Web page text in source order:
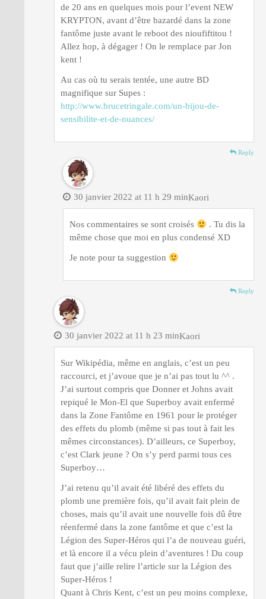
de 20 ans en quelques mois pour l’event NEW
KRYPTON, avant d’être bazardé dans la zone
fantôme juste avant le reboot des nioufiftitou !
Allez hop, à dégager ! On le remplace par Jon
kent !
Au cas où tu serais tentée, une autre BD
magnifique sur Supes :
http://www.brucetringale.com/un-bijou-de-
sensibilite-et-de-nuances/
Reply
Kaori
30 janvier 2022 at 11 h 29 min
Nos commentaires se sont croisés
. Tu dis la
même chose que moi en plus condensé XD
Je note pour ta suggestion
Reply
Kaori
30 janvier 2022 at 11 h 23 min
Sur Wikipédia, même en anglais, c’est un peu
raccourci, et j’avoue que je n’ai pas tout lu ^^ .
J’ai surtout compris que Donner et Johns avait
repiqué le Mon-El que Superboy avait enfermé
dans la Zone Fantôme en 1961 pour le protéger
des effets du plomb (même si pas tout à fait les
mêmes circonstances). D’ailleurs, ce Superboy,
c’est Clark jeune ? On s’y perd parmi tous ces
Superboy…
J’ai retenu qu’il avait été libéré des effets du
plomb une première fois, qu’il avait fait plein de
choses, mais qu’il avait une nouvelle fois dû être
réenfermé dans la zone fantôme et que c’est la
Légion des Super-Héros qui l’a de nouveau guéri,
et là encore il a vécu plein d’aventures ! Du coup
faut que j’aille relire l’article sur la Légion des
Super-Héros !
Quant à Chris Kent, c’est un peu moins complexe,